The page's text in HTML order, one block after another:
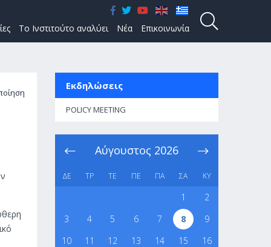
Το Ινστιτούτο αναλύει Νέα Επικοινωνία
Εκδηλώσεις
POLICY MEETING
Αύγουστος 2026
ΔΕ ΤΡ ΤΕ ΠΕ ΠΑ ΣΑ ΚΥ
1
2
3
4 5 6 7 8
9
10
11 12 13 14 15
16